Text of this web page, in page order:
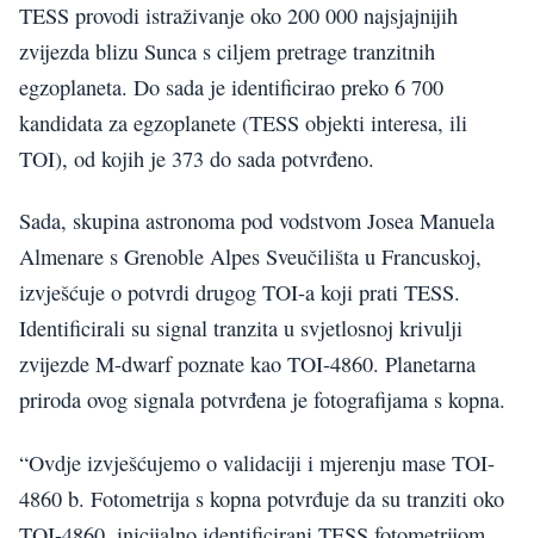
TESS provodi istraživanje oko 200 000 najsjajnijih
zvijezda blizu Sunca s ciljem pretrage tranzitnih
egzoplaneta. Do sada je identificirao preko 6 700
kandidata za egzoplanete (TESS objekti interesa, ili
TOI), od kojih je 373 do sada potvrđeno.
Sada, skupina astronoma pod vodstvom Josea Manuela
Almenare s Grenoble Alpes Sveučilišta u Francuskoj,
izvješćuje o potvrdi drugog TOI-a koji prati TESS.
Identificirali su signal tranzita u svjetlosnoj krivulji
zvijezde M-dwarf poznate kao TOI-4860. Planetarna
priroda ovog signala potvrđena je fotografijama s kopna.
“Ovdje izvješćujemo o validaciji i mjerenju mase TOI-
4860 b. Fotometrija s kopna potvrđuje da su tranziti oko